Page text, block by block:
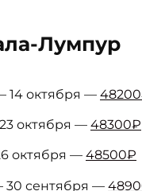
Лумпур
14 октября —
октября — 48300₽
октября — 48500₽
30 сентября —